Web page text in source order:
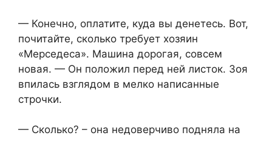
— Конечно, оплатите, куда вы денетесь. Вот,
почитайте, сколько требует хозяин
«Мерседеса». Машина дорогая, совсем
новая. — Он положил перед ней листок. Зоя
впилась взглядом в мелко написанные
строчки.
— Сколько? – она недоверчиво подняла на